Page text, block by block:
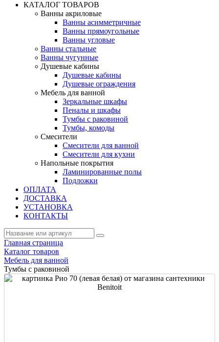
КАТАЛОГ ТОВАРОВ
Ванны акриловые
Ванны асимметричные
Ванны прямоугольные
Ванны угловые
Ванны стальные
Ванны чугунные
Душевые кабины
Душевые кабины
Душевые ограждения
Мебель для ванной
Зеркальные шкафы
Пеналы и шкафы
Тумбы с раковиной
Тумбы, комоды
Смесители
Смесители для ванной
Смесители для кухни
Напольные покрытия
Ламинированные полы
Подложки
ОПЛАТА
ДОСТАВКА
УСТАНОВКА
КОНТАКТЫ
Главная страница
Каталог товаров
Мебель для ванной
Тумбы с раковиной